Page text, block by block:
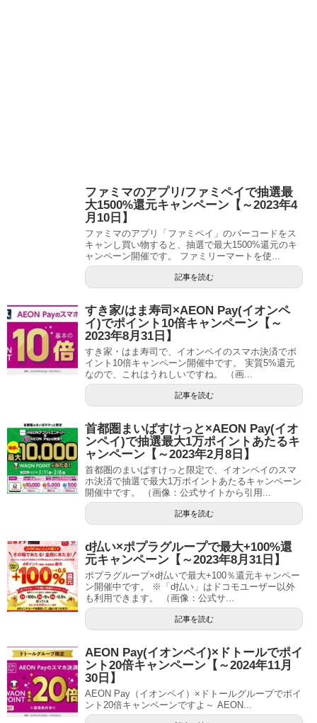
ファミマのアプリ/ファミペイで抽選最
大1500%還元キャンペーン【～2023年4
月10日】
ファミマのアプリ「ファミペイ」のバーコードをス
キャンし買い物すると、抽選で最大1500%還元のキ
ャンペーン開催です。 ファミリーマートを使...
記事を読む
すき家/はま寿司×AEON Pay(イオンペ
イ)でポイント10倍キャンペーン【～
2023年8月31日】
すき家・はま寿司で、イオンペイのスマホ決済でポ
イント10倍キャンペーン開催中です。 実質5%還元
なので、これはうれしいですね。 （画...
記事を読む
首都圏まいばすけっと×AEON Pay(イオ
ンペイ)で抽選最大1万ポイントあたるキ
ャンペーン【～2023年2月8日】
首都圏のまいばすけっと限定で、イオンペイのスマ
ホ決済で抽選で最大1万ポイントあたるキャンペーン
開催中です。 （画像：公式サイトから引用...
記事を読む
d払い×ポプラグループで最大+100%還
元キャンペーン【～2023年8月31日】
ポプラグループ×d払いで最大+100％還元キャンペー
ン開催中です。 ※「d払い」はドコモユーザー以外
も利用できます。 （画像：公式サ...
記事を読む
AEON Pay(イオンペイ)×ドトールでポイ
ント20倍キャンペーン【～2024年11月
30日】
AEON Pay（イオンペイ）×ドトールグループでポイ
ント20倍キャンペーンですよ～ AEON...